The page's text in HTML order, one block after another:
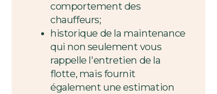
comportement des
chauffeurs;
historique de la maintenance
qui non seulement vous
rappelle l'entretien de la
flotte, mais fournit
également une estimation